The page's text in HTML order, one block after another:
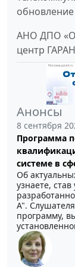
обновление
АНО ДПО
центр
Анонсы
8 сентября
Программа
системе в
Об
узнаете,
А".
программу,